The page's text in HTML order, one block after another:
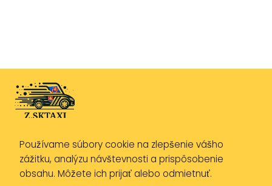
Zásady ochrany osobných údajov
Zásady používania cookies
Používame súbory cookie na zlepšenie vášho
zážitku, analýzu návštevnosti a prispôsobenie
obsahu. Môžete ich prijať alebo odmietnuť.